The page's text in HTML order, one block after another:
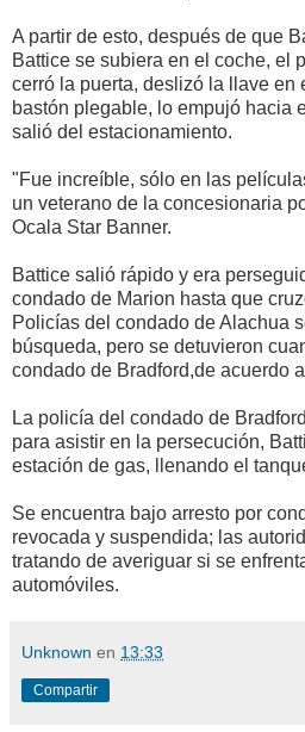
A partir de esto, después de que
Battice se subiera en el coche, el
cerró la puerta, deslizó la llave en
bastón plegable, lo empujó hacia
salió del estacionamiento.
"Fue increíble, sólo en las
un veterano de la concesionaria
Ocala Star Banner.
Battice salió rápido y era
condado de Marion hasta que
Policías del condado de Alachua
búsqueda, pero se detuvieron
condado de Bradford,de acuerdo
La policía del condado de
para asistir en la persecución,
estación de gas, llenando el
Se encuentra bajo arresto por
revocada y suspendida; las
tratando de averiguar si se
automóviles.
Unknown en 13:33
Compartir